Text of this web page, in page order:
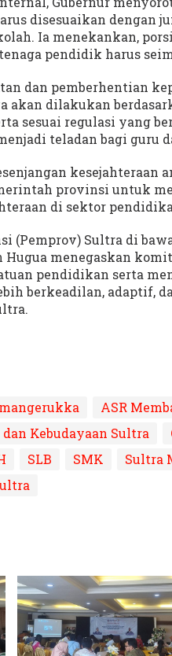
disesuaikan dengan
Ia menekankan,
pendidik harus
dan pemberhentian
akan dilakukan
sesuai regulasi yang
teladan bagi guru
kesejahteraan
provinsi untuk
di sektor
(Pemprov) Sultra di
Hugua menegaskan
pendidikan serta
berkeadilan, adaptif,
ASR
Kebudayaan Sultra
SLB SMK
Sultra